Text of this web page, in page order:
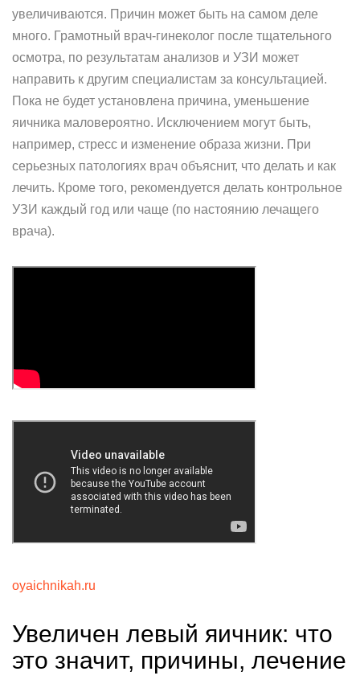
увеличиваются. Причин может быть на самом деле
много. Грамотный врач-гинеколог после тщательного
осмотра, по результатам анализов и УЗИ может
направить к другим специалистам за консультацией.
Пока не будет установлена причина, уменьшение
яичника маловероятно. Исключением могут быть,
например, стресс и изменение образа жизни. При
серьезных патологиях врач объяснит, что делать и как
лечить. Кроме того, рекомендуется делать контрольное
УЗИ каждый год или чаще (по настоянию лечащего
врача).
oyaichnikah.ru
Увеличен левый яичник: что
это значит, причины, лечение